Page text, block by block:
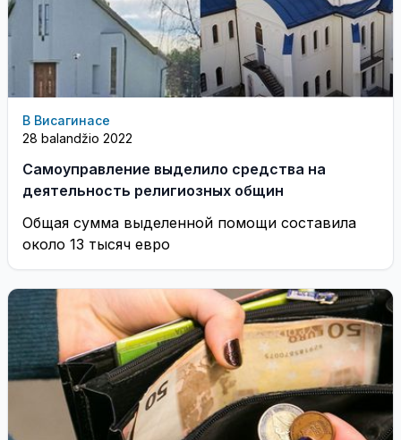
В Висагинасе
28 balandžio 2022
Самоуправление выделило средства на
деятельность религиозных общин
Общая сумма выделенной помощи составила
около 13 тысяч евро